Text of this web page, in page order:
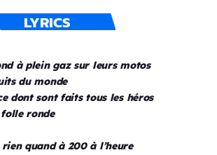
LYRICS
à plein gaz sur leurs motos
du monde
dont sont faits tous les héros
folle ronde
quand à 200 à l’heure